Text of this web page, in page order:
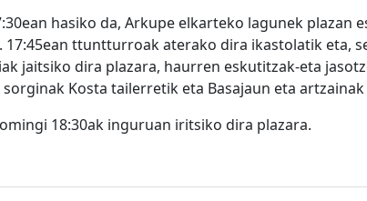
hasiko da, Arkupe elkarteko lagunek plazan
ttuntturroak aterako dira ikastolatik eta,
jaitsiko dira plazara, haurren eskutitzak-eta
Kosta tailerretik eta Basajaun eta
18:30ak inguruan iritsiko dira plazara.